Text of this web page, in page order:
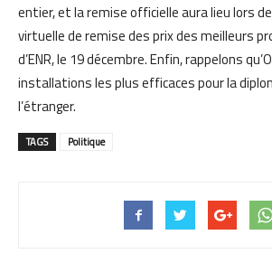
entier, et la remise officielle aura lieu lors
virtuelle de remise des prix des meilleurs
d’ENR, le 19 décembre. Enfin, rappelons
installations les plus efficaces pour la
l’étranger.
TAGS Politique